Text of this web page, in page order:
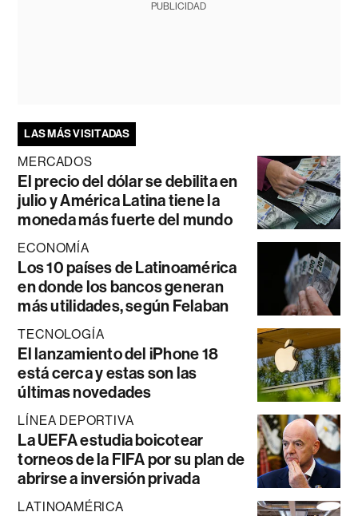
PUBLICIDAD
LAS MÁS VISITADAS
MERCADOS
El precio del dólar se debilita en
julio y América Latina tiene la
moneda más fuerte del mundo
ECONOMÍA
Los 10 países de Latinoamérica
en donde los bancos generan
más utilidades, según Felaban
TECNOLOGÍA
El lanzamiento del iPhone 18
está cerca y estas son las
últimas novedades
LÍNEA DEPORTIVA
La UEFA estudia boicotear
torneos de la FIFA por su plan de
abrirse a inversión privada
LATINOAMÉRICA